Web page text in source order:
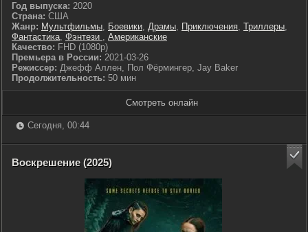
Год выпуска: 2020
Страна: США
Жанр: Мультфильмы, Боевики, Драмы, Приключения, Триллеры,
Фантастика, Фэнтези , Американские
Качество: FHD (1080p)
Премьера в России: 2021-03-26
Режиссер: Джефф Аллен, Пол Фёрмингер, Jay Baker
Продолжительность: 50 мин
Смотреть онлайн
Сегодня, 00:44
Воскрешение (2025)